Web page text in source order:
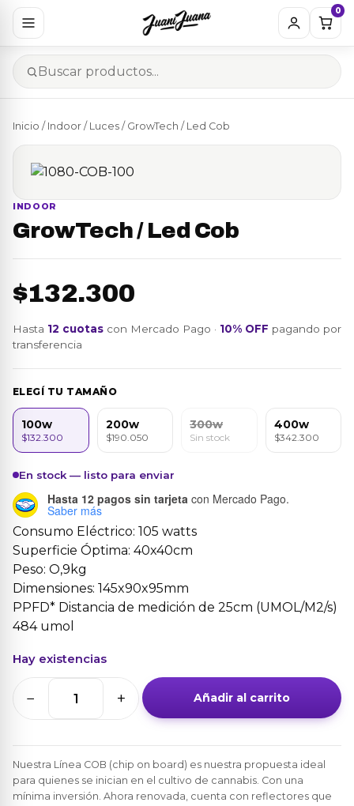
0
Inicio / Indoor / Luces / GrowTech / Led Cob
INDOOR
GrowTech / Led Cob
$132.300
Hasta 12 cuotas con Mercado Pago · 10% OFF pagando por
transferencia
ELEGÍ TU TAMAÑO
100w
$132.300
200w
$190.050
300w
Sin stock
400w
$342.300
En stock — listo para enviar
Hasta 12 pagos sin tarjeta con Mercado Pago.
Saber más
Consumo Eléctrico: 105 watts
Superficie Óptima: 40x40cm
Peso: O,9kg
Dimensiones: 145x90x95mm
PPFD* Distancia de medición de 25cm (UMOL/M2/s)
484 umol
Hay existencias
GrowTech
Led
Cob
cantidad
− + Añadir al carrito
Nuestra Línea COB (chip on board) es nuestra propuesta ideal
para quienes se inician en el cultivo de cannabis. Con una
mínima inversión. Ahora renovada, cuenta con reflectores que